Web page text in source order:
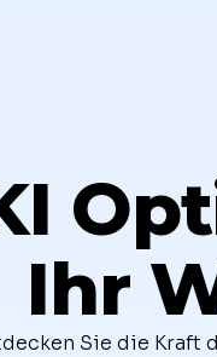
Ihr
Sie die Kraft